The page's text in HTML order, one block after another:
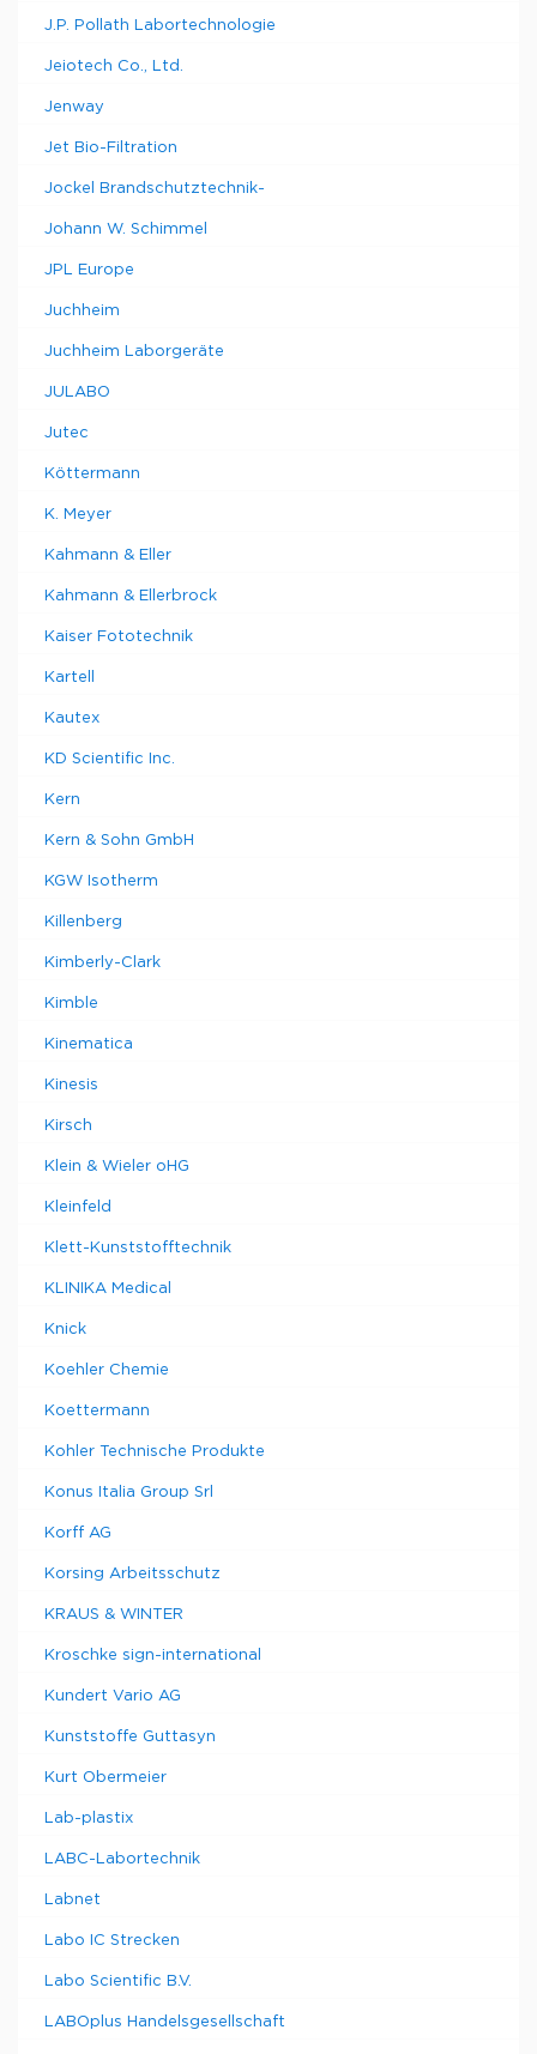
J.P. Pollath Labortechnologie
Jeiotech Co., Ltd.
Jenway
Jet Bio-Filtration
Jockel Brandschutztechnik-
Johann W. Schimmel
JPL Europe
Juchheim
Juchheim Laborgeräte
JULABO
Jutec
Köttermann
K. Meyer
Kahmann & Eller
Kahmann & Ellerbrock
Kaiser Fototechnik
Kartell
Kautex
KD Scientific Inc.
Kern
Kern & Sohn GmbH
KGW Isotherm
Killenberg
Kimberly-Clark
Kimble
Kinematica
Kinesis
Kirsch
Klein & Wieler oHG
Kleinfeld
Klett-Kunststofftechnik
KLINIKA Medical
Knick
Koehler Chemie
Koettermann
Kohler Technische Produkte
Konus Italia Group Srl
Korff AG
Korsing Arbeitsschutz
KRAUS & WINTER
Kroschke sign-international
Kundert Vario AG
Kunststoffe Guttasyn
Kurt Obermeier
Lab-plastix
LABC-Labortechnik
Labnet
Labo IC Strecken
Labo Scientific B.V.
LABOplus Handelsgesellschaft